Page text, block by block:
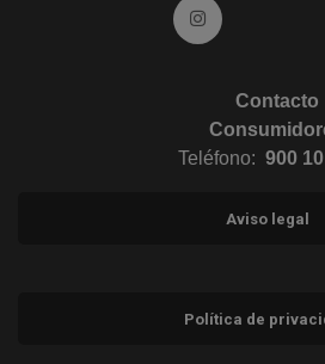
Ir a Instagram
Contacto
Teléfono: 900
Aviso legal
Política de